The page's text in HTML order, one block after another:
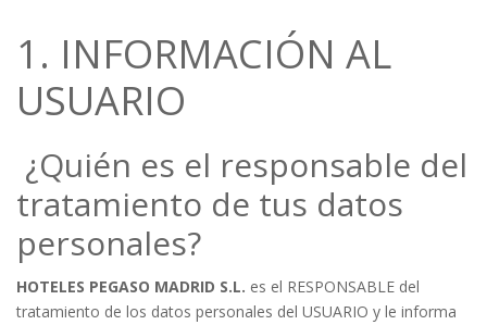
1. INFORMACIÓN AL
USUARIO
¿Quién es el responsable del
tratamiento de tus datos
personales?
HOTELES PEGASO MADRID S.L. es el RESPONSABLE del
tratamiento de los datos personales del USUARIO y le informa